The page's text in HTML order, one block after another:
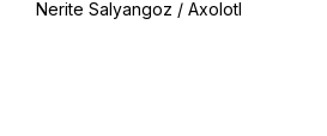
Nerite Salyangoz /Axolotl